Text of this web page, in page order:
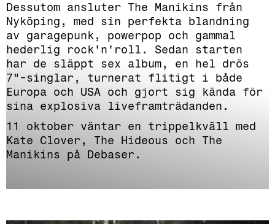
Dessutom ansluter The Manikins från
Nyköping, med sin perfekta blandning
av garagepunk, powerpop och gammal
hederlig rock'n'roll. Sedan starten
har de släppt sex album, en hel drös
7"-singlar, turnerat flitigt i både
Europa och USA och gjort sig kända för
sina explosiva liveframträdanden.
11 oktober väntar en trippelkväll med
Kate Clover, The Hideous och The
Manikins på Debaser.